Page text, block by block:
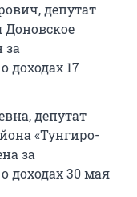
депутат
Доновское
за
доходах 17
депутат
«Тунгиро-
за
доходах 30 мая